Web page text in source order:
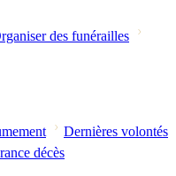
des funérailles
Dernières volontés
décès